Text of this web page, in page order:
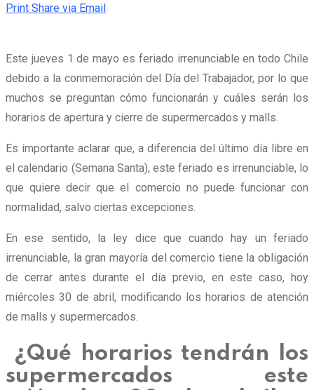
Print Share via Email
Este jueves 1 de mayo es feriado irrenunciable en todo Chile
debido a la conmemoración del Día del Trabajador, por lo que
muchos se preguntan cómo funcionarán y cuáles serán los
horarios de apertura y cierre de supermercados y malls.
Es importante aclarar que, a diferencia del último día libre en
el calendario (Semana Santa), este feriado es irrenunciable, lo
que quiere decir que el comercio no puede funcionar con
normalidad, salvo ciertas excepciones.
En ese sentido, la ley dice que cuando hay un feriado
irrenunciable, la gran mayoría del comercio tiene la obligación
de cerrar antes durante el día previo, en este caso, hoy
miércoles 30 de abril, modificando los horarios de atención
de malls y supermercados.
¿Qué horarios tendrán los
supermercados este